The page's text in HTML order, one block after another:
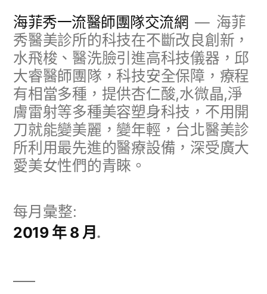
海菲秀一流醫師團隊交流網
海菲
秀醫美診所的科技在不斷改良創新，
水飛梭、醫洗臉引進高科技儀器，邱
大睿醫師團隊，科技安全保障，療程
有相當多種，提供杏仁酸,水微晶,淨
膚雷射等多種美容塑身科技，不用開
刀就能變美麗，變年輕，台北醫美診
所利用最先進的醫療設備，深受廣大
愛美女性們的青睞。
每月彙整:
2019 年 8 月